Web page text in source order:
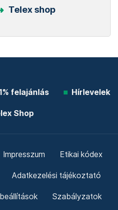
Telex shop
felajánlás Hírlevelek
Shop
Impresszum Etikai kódex
Adatkezelési tájékoztató
Szabályzatok